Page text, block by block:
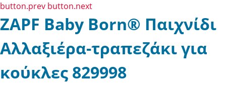
button.prev button.next
ZAPF Baby Born® Παιχνίδι
Αλλαξιέρα-τραπεζάκι για
κούκλες 829998